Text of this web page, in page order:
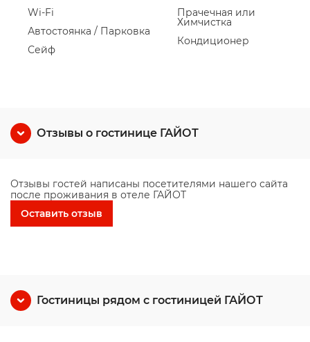
Wi-Fi
Автостоянка / Парковка
Сейф
Прачечная или
Химчистка
Кондиционер
Отзывы о гостинице ГАЙОТ
Отзывы гостей написаны посетителями нашего сайта
после проживания в отеле ГАЙОТ
Оставить отзыв
Гостиницы рядом с гостиницей ГАЙОТ